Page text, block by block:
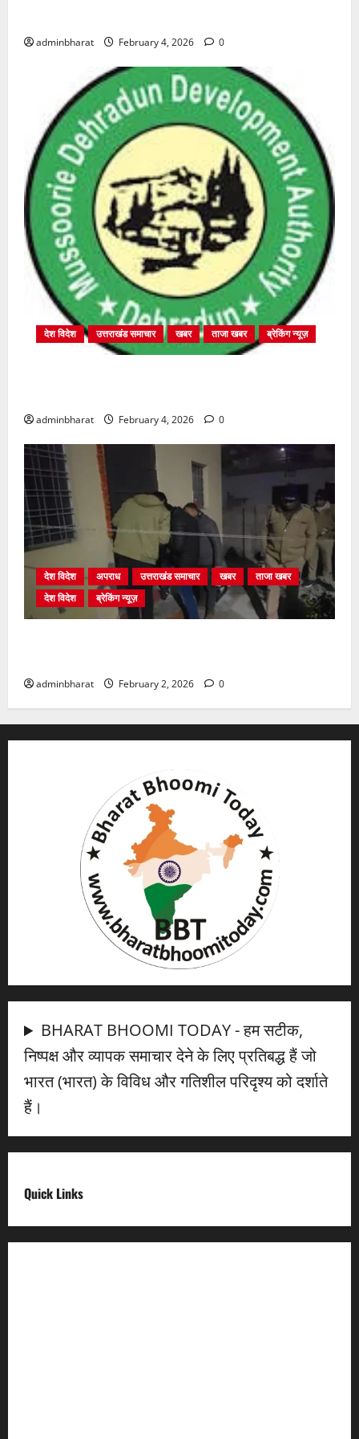
adminbharat February 4, 2026 0
देश विदेश उत्तराखंड समाचार खबर ताजा खबर ब्रेकिंग न्यूज़
adminbharat February 4, 2026 0
देश विदेश अपराध उत्तराखंड समाचार खबर
ताजा खबर
देश विदेश
ब्रेकिंग न्यूज़
adminbharat February 2, 2026 0
BHARAT BHOOMI TODAY - हम सटीक,
निष्पक्ष और व्यापक समाचार देने के लिए प्रतिबद्ध हैं जो
भारत (भारत) के विविध और गतिशील परिदृश्य को दर्शाते
हैं।
Quick Links